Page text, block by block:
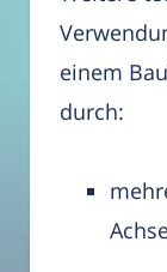
einem
durch: